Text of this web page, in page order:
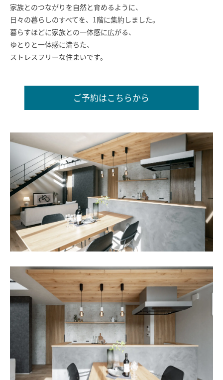
SAWAMURAリフォーム
SAWAMURA不動産
家族とのつながりを自然と育めるように、
日々の暮らしのすべてを、1階に集約しました。
暮らすほどに家族との一体感に広がる、
ゆとりと一体感に満ちた、
ストレスフリーな住まいです。
ご予約はこちらから